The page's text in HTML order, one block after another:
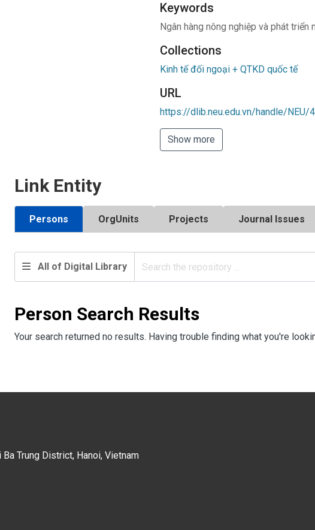
Keywords
Ngân hàng nông nghiệp và phát triển
Collections
Kinh tế đối ngoại + QTKD quốc tế
URL
https://dlib.neu.edu.vn/handle/NEU/
Show more
Link Entity
Persons OrgUnits Projects Journal Issues
All of Digital Library
Person Search Results
Your search returned no results. Having trouble finding what you're
Trung District, Hanoi, Vietnam